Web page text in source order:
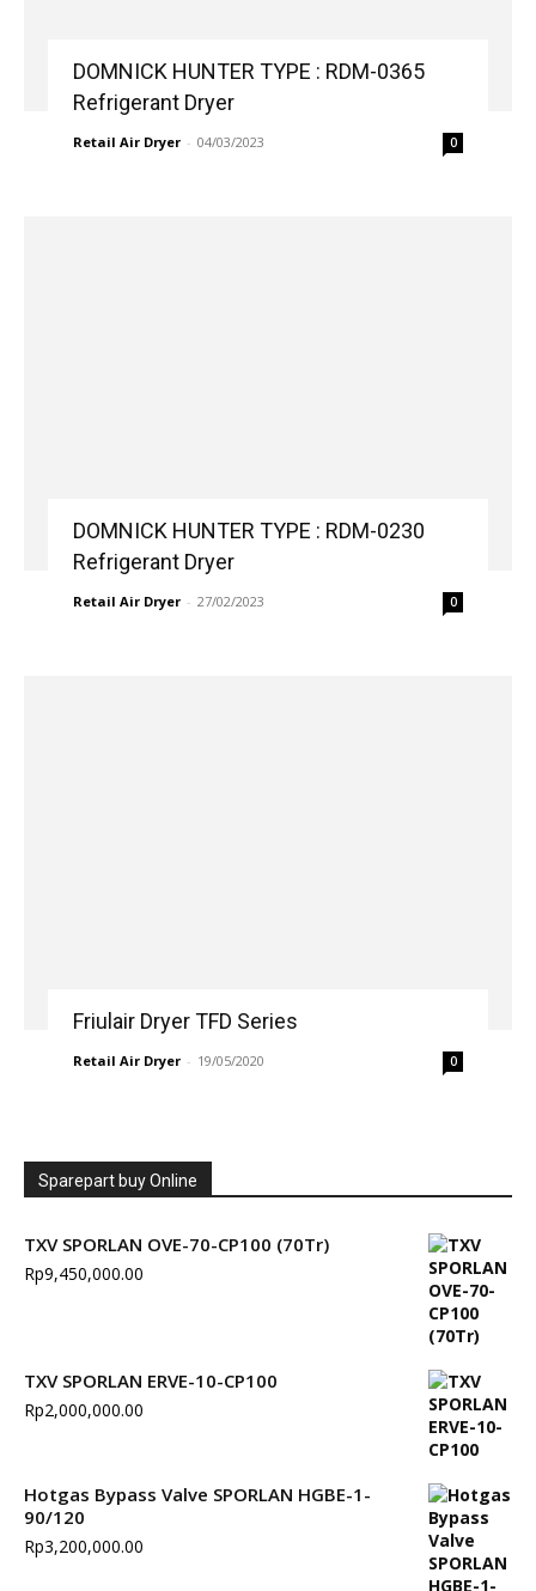
DOMNICK HUNTER TYPE : RDM-0365
Refrigerant Dryer
Retail Air Dryer - 04/03/2023 0
DOMNICK HUNTER TYPE : RDM-0230
Refrigerant Dryer
Retail Air Dryer - 27/02/2023 0
Friulair Dryer TFD Series
Retail Air Dryer - 19/05/2020 0
Sparepart buy Online
TXV SPORLAN OVE-70-CP100 (70Tr)
Rp9,450,000.00
TXV SPORLAN ERVE-10-CP100
Rp2,000,000.00
Hotgas Bypass Valve SPORLAN HGBE-1-
90/120
Rp3,200,000.00